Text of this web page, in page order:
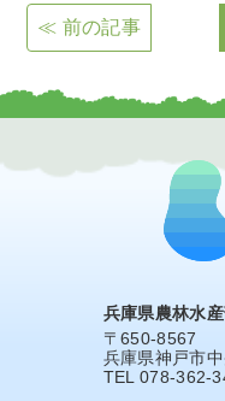
≪ 前の記事
兵庫県農林水
〒650-8567
兵庫県神戸市
TEL 078-362-